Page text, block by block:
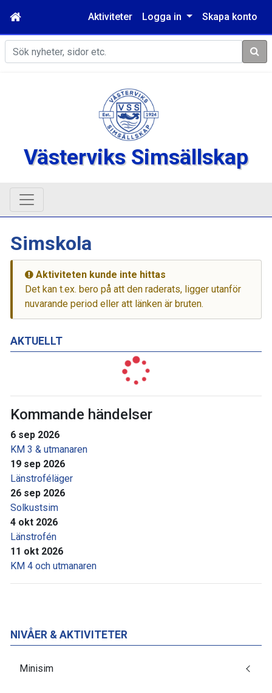
Aktiviteter Logga in Skapa konto
Sök
Västerviks Simsällskap
AKTUELLT
Kommande händelser
6 sep 2026
KM 3 & utmanaren
19 sep 2026
Länstroféläger
26 sep 2026
Solkustsim
4 okt 2026
Länstrofén
11 okt 2026
KM 4 och utmanaren
Simskola
Aktiviteten kunde inte hittas
Det kan t.ex. bero på att den raderats, ligger utanför
nuvarande period eller att länken är bruten.
NIVÅER & AKTIVITETER
Minisim